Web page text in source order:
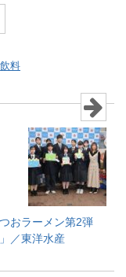
飲料
おラーメン第2弾
」／東洋水産